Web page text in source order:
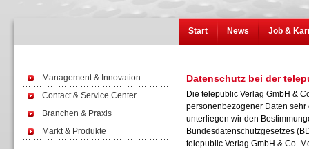
Start News Job &
Management & Innovation
Contact & Service Center
Branchen & Praxis
Markt & Produkte
Datenschutz bei der
Die telepublic Verlag GmbH &
personenbezogener Daten
unterliegen wir den
Bundesdatenschutzgesetzes
telepublic Verlag GmbH & Co.